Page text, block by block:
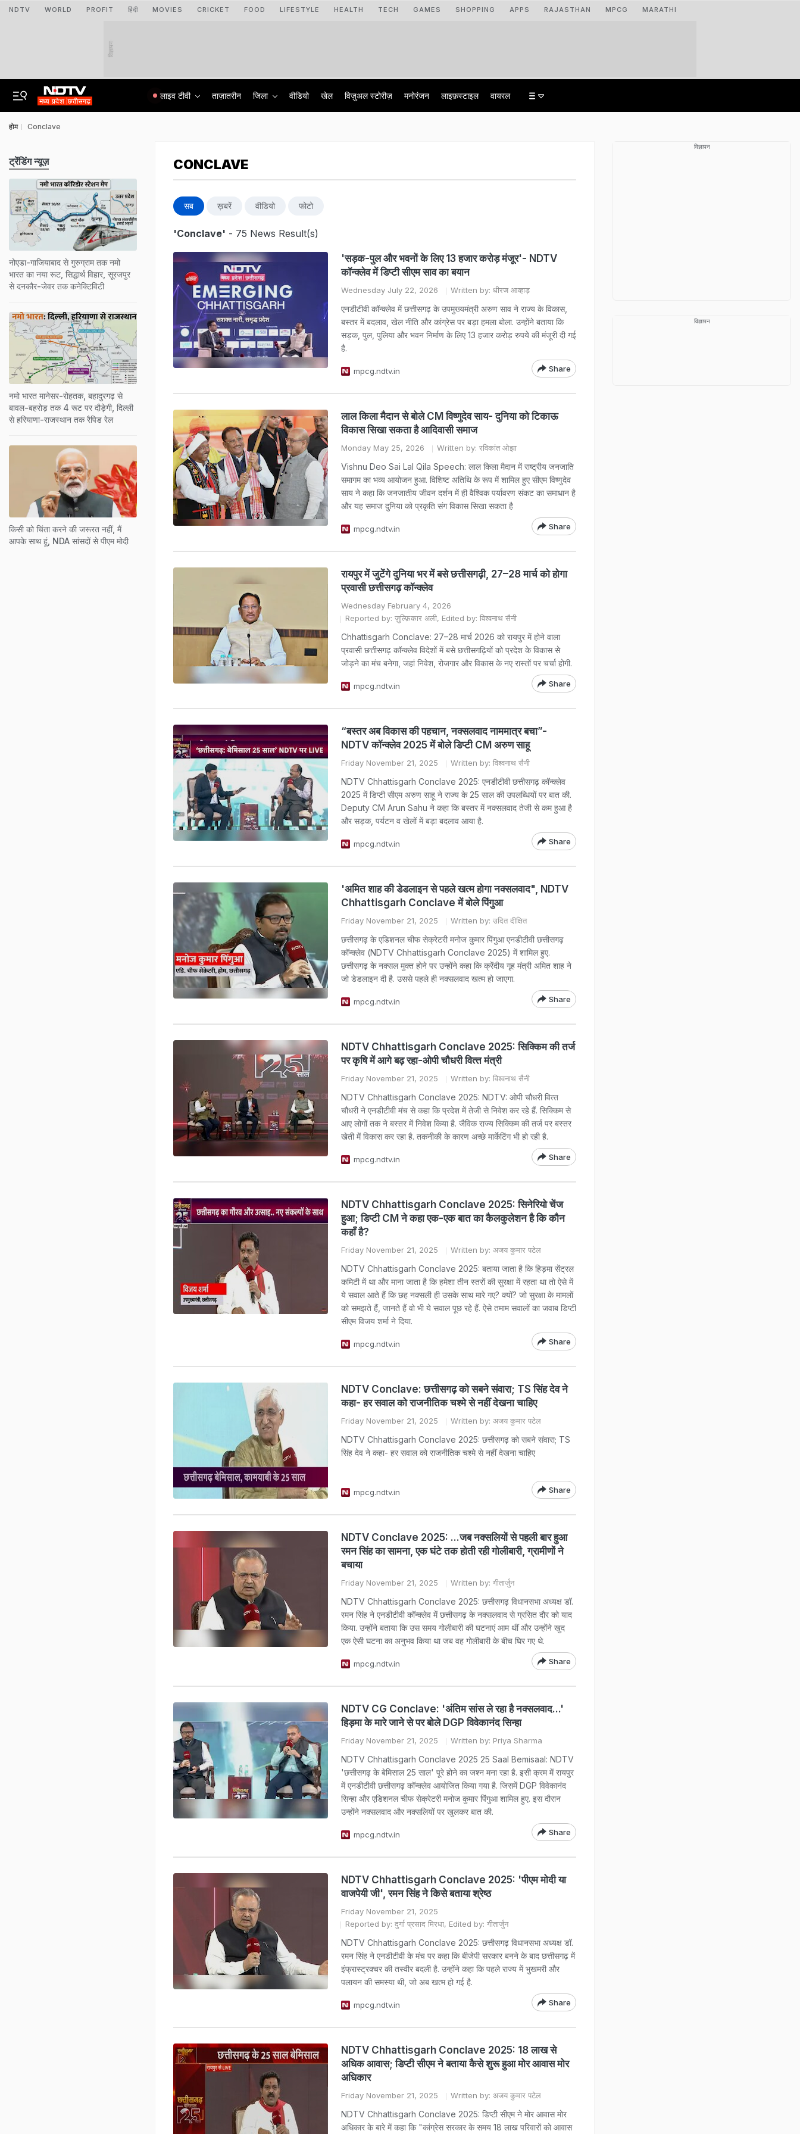
NDTV WORLD PROFIT हिंदी MOVIES CRICKET FOOD LIFESTYLE HEALTH TECH GAMES SHOPPING APPS RAJASTHAN MPCG MARATHI
विज्ञापन
लाइव टीवी ताज़ातरीन जिला वीडियो खेल विज़ुअल स्टोरीज़ मनोरंजन लाइफ़स्टाइल वायरल
होम Conclave
CONCLAVE
सब ख़बरें वीडियो फोटो
'Conclave' - 75 News Result(s)
'सड़क-पुल और भवनों के लिए 13 हजार करोड़ मंजूर'- NDTV
कॉन्क्लेव में डिप्टी सीएम साव का बयान
Wednesday July 22, 2026 Written by: धीरज आव्हाड़
एनडीटीवी कॉन्क्लेव में छत्तीसगढ़ के उपमुख्यमंत्री अरुण साव ने राज्य के विकास,
बस्तर में बदलाव, खेल नीति और कांग्रेस पर बड़ा हमला बोला. उन्होंने बताया कि
सड़क, पुल, पुलिया और भवन निर्माण के लिए 13 हजार करोड़ रुपये की मंजूरी दी गई
है.
mpcg.ndtv.in Share
लाल किला मैदान से बोले CM विष्णुदेव साय- दुनिया को टिकाऊ
विकास सिखा सकता है आदिवासी समाज
Monday May 25, 2026 Written by: रविकांत ओझा
Vishnu Deo Sai Lal Qila Speech: लाल किला मैदान में राष्ट्रीय जनजाति
समागम का भव्य आयोजन हुआ. विशिष्ट अतिथि के रूप में शामिल हुए सीएम विष्णुदेव
साय ने कहा कि जनजातीय जीवन दर्शन में ही वैश्विक पर्यावरण संकट का समाधान है
और यह समाज दुनिया को प्रकृति संग विकास सिखा सकता है
mpcg.ndtv.in Share
रायपुर में जुटेंगे दुनिया भर में बसे छत्तीसगढ़ी, 27–28 मार्च को होगा
प्रवासी छत्तीसगढ़ कॉन्क्लेव
Wednesday February 4, 2026
Reported by: ज़ुल्फ़िकार अली, Edited by: विश्वनाथ सैनी
Chhattisgarh Conclave: 27–28 मार्च 2026 को रायपुर में होने वाला
प्रवासी छत्तीसगढ़ कॉन्क्लेव विदेशों में बसे छत्तीसगढ़ियों को प्रदेश के विकास से
जोड़ने का मंच बनेगा, जहां निवेश, रोजगार और विकास के नए रास्तों पर चर्चा होगी.
mpcg.ndtv.in Share
“बस्तर अब विकास की पहचान, नक्सलवाद नाममात्र बचा”-
NDTV कॉन्क्लेव 2025 में बोले डिप्टी CM अरुण साहू
Friday November 21, 2025 Written by: विश्वनाथ सैनी
NDTV Chhattisgarh Conclave 2025: एनडीटीवी छत्तीसगढ़ कॉन्क्लेव
2025 में डिप्टी सीएम अरुण साहू ने राज्य के 25 साल की उपलब्धियों पर बात की.
Deputy CM Arun Sahu ने कहा कि बस्तर में नक्सलवाद तेजी से कम हुआ है
और सड़क, पर्यटन व खेलों में बड़ा बदलाव आया है.
mpcg.ndtv.in Share
'अमित शाह की डेडलाइन से पहले खत्म होगा नक्सलवाद", NDTV
Chhattisgarh Conclave में बोले पिंगुआ
Friday November 21, 2025 Written by: उदित दीक्षित
छत्तीसगढ़ के एडिशनल चीफ सेक्रेटरी मनोज कुमार पिंगुआ एनडीटीवी छत्तीसगढ़
कॉन्क्लेव (NDTV Chhattisgarh Conclave 2025) में शामिल हुए.
छत्तीसगढ़ के नक्सल मुक्त होने पर उन्होंने कहा कि क्रेंदीय गृह मंत्री अमित शाह ने
जो डेडलाइन दी है. उससे पहले ही नक्सलवाद खत्म हो जाएगा.
mpcg.ndtv.in Share
NDTV Chhattisgarh Conclave 2025: स‍िक्‍क‍िम की तर्ज
पर कृषि में आगे बढ़ रहा-ओपी चौधरी व‍ित्‍त मंत्री
Friday November 21, 2025 Written by: विश्वनाथ सैनी
NDTV Chhattisgarh Conclave 2025: NDTV: ओपी चौधरी व‍ित्‍त
चौधरी ने एनडीटीवी मंच से कहा क‍ि प्रदेश में तेजी से न‍िवेश कर रहे हैं. स‍िक्‍क‍िम से
आए लोगों तक ने बस्‍तर में न‍िवेश क‍िया है. जैव‍िक राज्‍य स‍िक्‍क‍िम की तर्ज पर बस्‍तर
खेती में व‍िकास कर रहा है. तकनीकी के कारण अच्‍छे मार्केट‍िंग भी हो रही है.
mpcg.ndtv.in Share
NDTV Chhattisgarh Conclave 2025: सिनेरियो चेंज
हुआ; डिप्टी CM ने कहा एक-एक बात का कैलकुलेशन है कि कौन
कहाँ है?
Friday November 21, 2025 Written by: अजय कुमार पटेल
NDTV Chhattisgarh Conclave 2025: बताया जाता है कि हिड़मा सेंट्रल
कमिटी में था और माना जाता है कि हमेशा तीन स्तरों की सुरक्षा में रहता था तो ऐसे में
ये सवाल आते हैं कि छह नक्सली ही उसके साथ मारे गए? क्यों? जो सुरक्षा के मामलों
को समझते हैं, जानते हैं वो भी ये सवाल पूछ रहे हैं. ऐसे तमाम सवालों का जवाब डिप्टी
सीएम विजय शर्मा ने दिया.
mpcg.ndtv.in Share
NDTV Conclave: छत्तीसगढ़ को सबने संवारा; TS सिंह देव ने
कहा- हर सवाल को राजनीतिक चश्मे से नहीं देखना चाहिए
Friday November 21, 2025 Written by: अजय कुमार पटेल
NDTV Chhattisgarh Conclave 2025: छत्तीसगढ़ को सबने संवारा; TS
सिंह देव ने कहा- हर सवाल को राजनीतिक चश्मे से नहीं देखना चाहिए
mpcg.ndtv.in Share
NDTV Conclave 2025: ...जब नक्सलियों से पहली बार हुआ
रमन सिंह का सामना, एक घंटे तक होती रही गोलीबारी, ग्रामीणों ने
बचाया
Friday November 21, 2025 Written by: गीतार्जुन
NDTV Chhattisgarh Conclave 2025: छत्तीसगढ़ विधानसभा अध्यक्ष डॉ.
रमन सिंह ने एनडीटीवी कॉन्क्लेव में छत्तीसगढ़ के नक्सलवाद से ग्रसित दौर को याद
किया. उन्होंने बताया कि उस समय गोलीबारी की घटनाएं आम थीं और उन्होंने खुद
एक ऐसी घटना का अनुभव किया था जब वह गोलीबारी के बीच घिर गए थे.
mpcg.ndtv.in Share
NDTV CG Conclave: 'अंतिम सांस ले रहा है नक्सलवाद...'
हिड़मा के मारे जाने से पर बोले DGP विवेकानंद सिन्हा
Friday November 21, 2025 Written by: Priya Sharma
NDTV Chhattisgarh Conclave 2025 25 Saal Bemisaal: NDTV
'छत्तीसगढ़ के बेमिसाल 25 साल' पूरे होने का जश्न मना रहा है. इसी क्रम में रायपुर
में एनडीटीवी छत्तीसगढ़ कॉन्क्लेव आयोजित किया गया है. जिसमें DGP विवेकानंद
सिन्हा और एडिशनल चीफ सेक्रेटरी मनोज कुमार पिंगुआ शामिल हुए. इस दौरान
उन्होंने नक्सलवाद और नक्सलियों पर खुलकर बात की.
mpcg.ndtv.in Share
NDTV Chhattisgarh Conclave 2025: 'पीएम मोदी या
वाजपेयी जी', रमन सिंह ने किसे बताया श्रेष्ठ
Friday November 21, 2025
Reported by: दुर्गा प्रसाद मिरधा, Edited by: गीतार्जुन
NDTV Chhattisgarh Conclave 2025: छत्तीसगढ़ विधानसभा अध्यक्ष डॉ.
रमन सिंह ने एनडीटीवी के मंच पर कहा कि बीजेपी सरकार बनने के बाद छत्तीसगढ़ में
इंफ्रास्ट्रक्चर की तस्वीर बदली है. उन्होंने कहा कि पहले राज्य में भुखमरी और
पलायन की समस्या थी, जो अब खत्म हो गई है.
mpcg.ndtv.in Share
NDTV Chhattisgarh Conclave 2025: 18 लाख से
अधिक आवास; डिप्टी सीएम ने बताया कैसे शुरू हुआ मोर आवास मोर
अधिकार
Friday November 21, 2025 Written by: अजय कुमार पटेल
NDTV Chhattisgarh Conclave 2025: डिप्टी सीएम ने मोर आवास मोर
अधिकार के बारे में कहा कि "कांग्रेस सरकार के समय 18 लाख परिवारों को आवास
ट्रेंडिंग न्यूज़
नोएडा-गाजियाबाद से गुरुग्राम तक नमो
भारत का नया रूट, सिद्धार्थ विहार, सूरजपुर
से दनकौर-जेवर तक कनेक्टिविटी
नमो भारत मानेसर-रोहतक, बहादुरगढ़ से
बावल-बहरोड़ तक 4 रूट पर दौड़ेगी, दिल्ली
से हरियाणा-राजस्थान तक रैपिड रेल
किसी को चिंता करने की जरूरत नहीं, मैं
आपके साथ हूं, NDA सांसदों से पीएम मोदी
विज्ञापन
विज्ञापन